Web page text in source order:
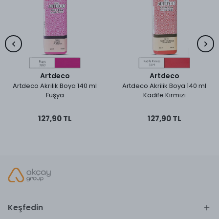
Artdeco
Artdeco Akrilik Boya 140 ml
Fuşya
127,90 TL
Artdeco
Artdeco Akrilik Boya 140 ml
Kadife Kırmızı
127,90 TL
Keşfedin